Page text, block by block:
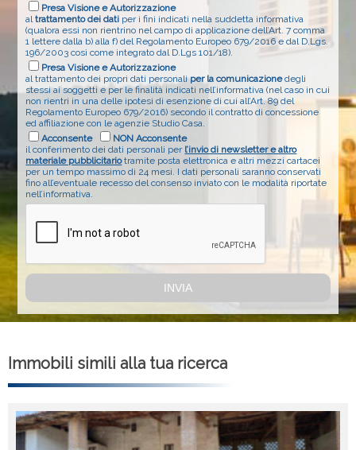
Presa Visione e Autorizzazione
altrattamento dei dati per i fini indicati nella suddetta informativa
(qualora essi non rientrino nel campo di applicazione dell’Art. 7 comma
1 lettere dalla b) alla f) del Regolamento Europeo 679/2016 e dal D.Lgs.
196/2003 così come integrato dal D.Lgs 101/18).
Presa Visione e Autorizzazione
al trattamento dei propri dati personaliper la comunicazionedegli
stessi ai soggetti e per le finalità indicati nell’informativa (nel caso in cui
non rientri in una delle ipotesi di esenzione di cui all’Art. 89 del
Regolamento Europeo 679/2016) secondo il contratto di concessione
ed affiliazione con le agenzie Studio Casa.
Acconsente
NON Acconsente
il conferimento dei dati personali per l’invio di newsletter e altro
materiale pubblicitariotramite posta elettronica e altri mezzi cartacei
per un tempo massimo di 24 mesi. I dati personali saranno conservati
fino all’eventuale recesso del consenso inviato con le modalità riportate
nell’informativa.
Immobili simili alla tua ricerca